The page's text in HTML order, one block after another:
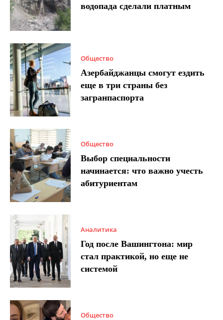
водопада сделали платным
Общество
Азербайджанцы смогут ездить
еще в три страны без
загранпаспорта
Общество
Выбор специальности
начинается: что важно учесть
абитуриентам
Аналитика
Год после Вашингтона: мир
стал практикой, но еще не
системой
Общество